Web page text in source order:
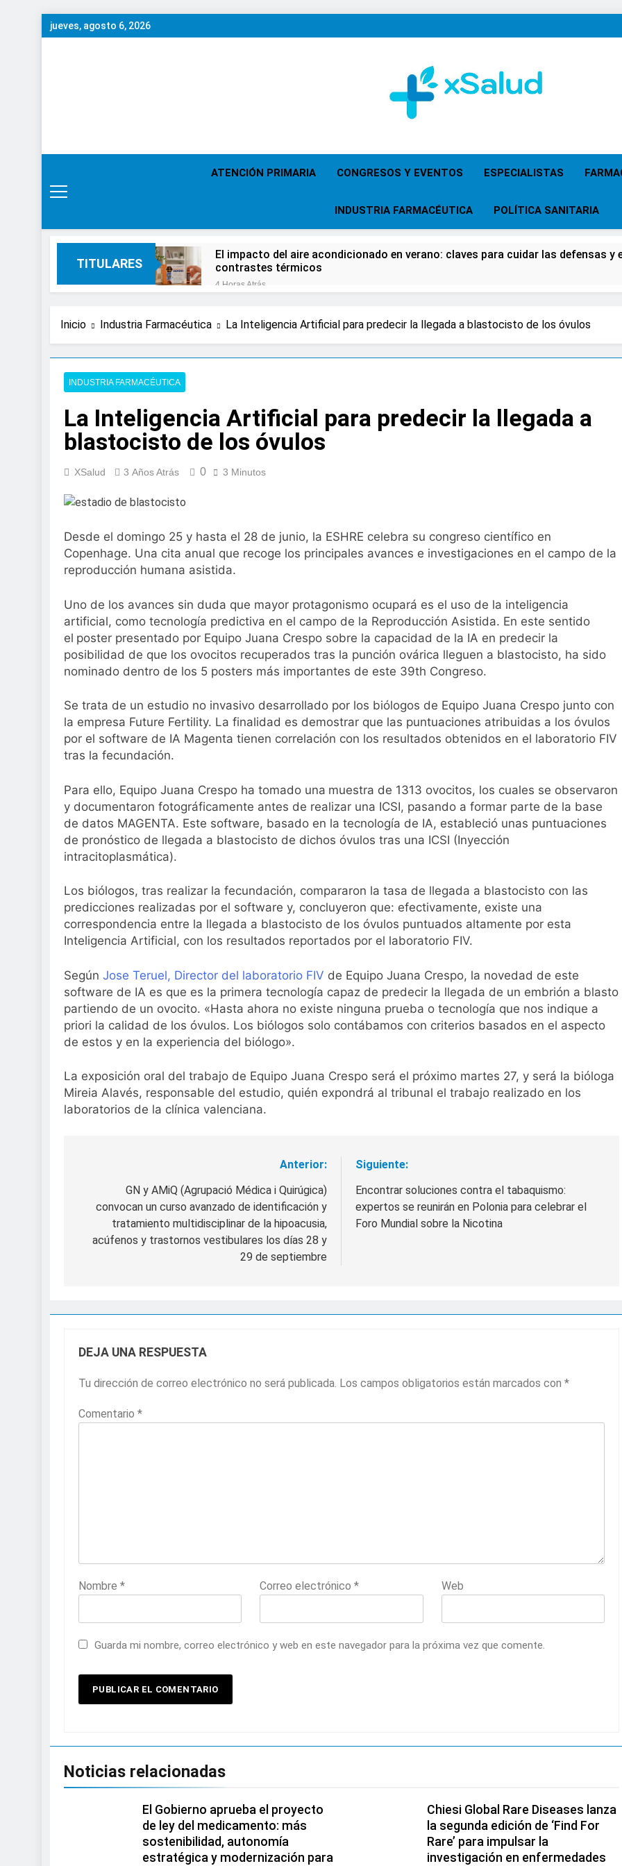
Saltar
al
jueves, agosto 6, 2026
XSalud
ATENCIÓN PRIMARIA CONGRESOS Y EVENTOS ESPECIALISTAS
INDUSTRIA FARMACÉUTICA POLÍTICA SANITARIA
TITULARES
El impacto del aire acondicionado en verano: claves para cuidar las defensas
contrastes térmicos
4 Horas Atrás
Expertos de Miranza advierten de que mirar el eclipse solar sin protección
solo unos segundos
La presencia de una bacteria en el tumor podría ser clave en la
3 Días Atrás
ISDIN promueve la importancia de la fotoprotección entre los más pequeños
Minions
La fisioterapia pediátrica puede ayudar a aliviar el malestar asociado al
Aprobado el proyecto de ley del tabaco que amplía los espacios sin humo a
2 Semanas Atrás
El Gobierno aprueba el proyecto de ley del medicamento: más
para el SNS
La fiebre del running llega al verano: por qué el magnesio es clave para el
2 Semanas Atrás
Sanidad publica el primer análisis nacional sobre la situación de las TCAE en
2 Semanas Atrás
Inicio Industria Farmacéutica La Inteligencia Artificial para predecir la llegada a blastocisto de los óvulos
INDUSTRIA FARMACÉUTICA
La Inteligencia Artificial para predecir la llegada a
blastocisto de los óvulos
XSalud 3 Años Atrás 0 3 Minutos
Desde el domingo 25 y hasta el 28 de junio, la ESHRE celebra su congreso científico en
Copenhage. Una cita anual que recoge los principales avances e investigaciones en el campo de la
reproducción humana asistida.
Uno de los avances sin duda que mayor protagonismo ocupará es el uso de la inteligencia
artificial, como tecnología predictiva en el campo de la Reproducción Asistida. En este sentido
el poster presentado por Equipo Juana Crespo sobre la capacidad de la IA en predecir la
posibilidad de que los ovocitos recuperados tras la punción ovárica lleguen a blastocisto, ha sido
nominado dentro de los 5 posters más importantes de este 39th Congreso.
Se trata de un estudio no invasivo desarrollado por los biólogos de Equipo Juana Crespo junto con
la empresa Future Fertility. La finalidad es demostrar que las puntuaciones atribuidas a los óvulos
por el software de IA Magenta tienen correlación con los resultados obtenidos en el laboratorio FIV
tras la fecundación.
Para ello, Equipo Juana Crespo ha tomado una muestra de 1313 ovocitos, los cuales se observaron
y documentaron fotográficamente antes de realizar una ICSI, pasando a formar parte de la base
de datos MAGENTA. Este software, basado en la tecnología de IA, estableció unas puntuaciones
de pronóstico de llegada a blastocisto de dichos óvulos tras una ICSI (Inyección
intracitoplasmática).
Los biólogos, tras realizar la fecundación, compararon la tasa de llegada a blastocisto con las
predicciones realizadas por el software y, concluyeron que: efectivamente, existe una
correspondencia entre la llegada a blastocisto de los óvulos puntuados altamente por esta
Inteligencia Artificial, con los resultados reportados por el laboratorio FIV.
Según Jose Teruel, Director del laboratorio FIV de Equipo Juana Crespo, la novedad de este
software de IA es que es la primera tecnología capaz de predecir la llegada de un embrión a blasto
partiendo de un ovocito. «Hasta ahora no existe ninguna prueba o tecnología que nos indique a
priori la calidad de los óvulos. Los biólogos solo contábamos con criterios basados en el aspecto
de estos y en la experiencia del biólogo».
La exposición oral del trabajo de Equipo Juana Crespo será el próximo martes 27, y será la bióloga
Mireia Alavés, responsable del estudio, quién expondrá al tribunal el trabajo realizado en los
laboratorios de la clínica valenciana.
entradas
Anterior:
GN y AMiQ (Agrupació Médica i Quirúgica)
convocan un curso avanzado de identificación y
tratamiento multidisciplinar de la hipoacusia,
acúfenos y trastornos vestibulares los días 28 y
29 de septiembre
Siguiente:
Encontrar soluciones contra el tabaquismo:
expertos se reunirán en Polonia para celebrar el
Foro Mundial sobre la Nicotina
DEJA UNA RESPUESTA
Tu dirección de correo electrónico no será publicada. Los campos obligatorios están marcados con *
Comentario *
Nombre * Correo electrónico* Web
Guarda mi nombre, correo electrónico y web en este navegador para la próxima vez que comente.
Noticias relacionadas
El Gobierno aprueba el proyecto
de ley del medicamento: más
sostenibilidad, autonomía
estratégica y modernización para
Chiesi Global Rare Diseases lanza
la segunda edición de ‘Find For
Rare’ para impulsar la
investigación en enfermedades